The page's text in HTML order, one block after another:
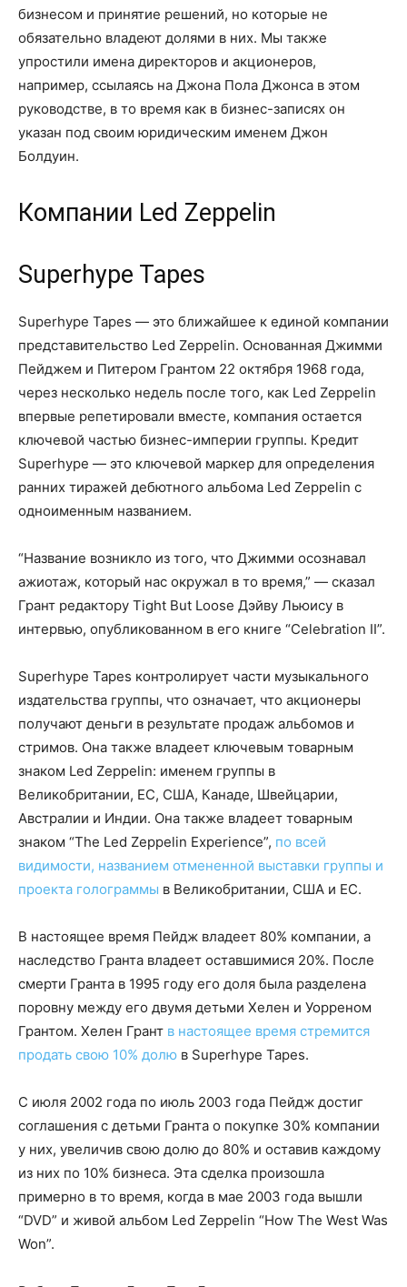
бизнесом и принятие решений, но которые не
обязательно владеют долями в них. Мы также
упростили имена директоров и акционеров,
например, ссылаясь на Джона Пола Джонса в этом
руководстве, в то время как в бизнес-записях он
указан под своим юридическим именем Джон
Болдуин.
Компании Led Zeppelin
Superhype Tapes
Superhype Tapes — это ближайшее к единой компании
представительство Led Zeppelin. Основанная Джимми
Пейджем и Питером Грантом 22 октября 1968 года,
через несколько недель после того, как Led Zeppelin
впервые репетировали вместе, компания остается
ключевой частью бизнес-империи группы. Кредит
Superhype — это ключевой маркер для определения
ранних тиражей дебютного альбома Led Zeppelin с
одноименным названием.
“Название возникло из того, что Джимми осознавал
ажиотаж, который нас окружал в то время,” — сказал
Грант редактору Tight But Loose Дэйву Льюису в
интервью, опубликованном в его книге “Celebration II”.
Superhype Tapes контролирует части музыкального
издательства группы, что означает, что акционеры
получают деньги в результате продаж альбомов и
стримов. Она также владеет ключевым товарным
знаком Led Zeppelin: именем группы в
Великобритании, ЕС, США, Канаде, Швейцарии,
Австралии и Индии. Она также владеет товарным
знаком “The Led Zeppelin Experience”, по всей
видимости, названием отмененной выставки группы и
проекта голограммы в Великобритании, США и ЕС.
В настоящее время Пейдж владеет 80% компании, а
наследство Гранта владеет оставшимися 20%. После
смерти Гранта в 1995 году его доля была разделена
поровну между его двумя детьми Хелен и Уорреном
Грантом. Хелен Грант в настоящее время стремится
продать свою 10% долю в Superhype Tapes.
С июля 2002 года по июль 2003 года Пейдж достиг
соглашения с детьми Гранта о покупке 30% компании
у них, увеличив свою долю до 80% и оставив каждому
из них по 10% бизнеса. Эта сделка произошла
примерно в то время, когда в мае 2003 года вышли
“DVD” и живой альбом Led Zeppelin “How The West Was
Won”.